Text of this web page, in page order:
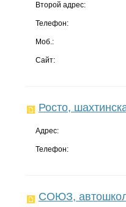
Второй адрес:
Телефон:
Моб.:
Сайт:
Росто,
Адрес:
Телефон:
СОЮЗ,